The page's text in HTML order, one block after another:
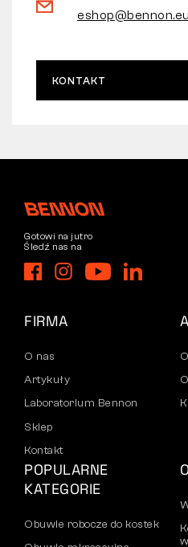
eshop@bennon.eu
KONTAKT
Gotowi na jutro
Śledź nas na
FIRMA
O nas
Artykuły
Laboratorium Bennon
Sklep
Kontakt
POPULARNE
KATEGORIE
Obuwie robocze do kostek